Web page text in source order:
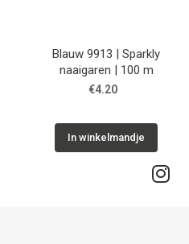
Blauw 9913 | Sparkly
naaigaren | 100 m
€4.20
In winkelmandje